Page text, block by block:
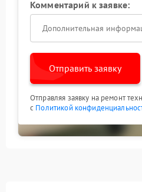
Комментарий к заявке:
Отправить заявку
Отправляя заявку на ремонт
с Политикой